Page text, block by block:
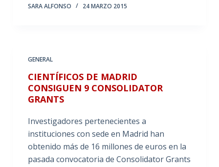
SARA ALFONSO 24 MARZO 2015
GENERAL
CIENTÍFICOS DE MADRID
CONSIGUEN 9 CONSOLIDATOR
GRANTS
Investigadores pertenecientes a
instituciones con sede en Madrid han
obtenido más de 16 millones de euros en la
pasada convocatoria de Consolidator Grants